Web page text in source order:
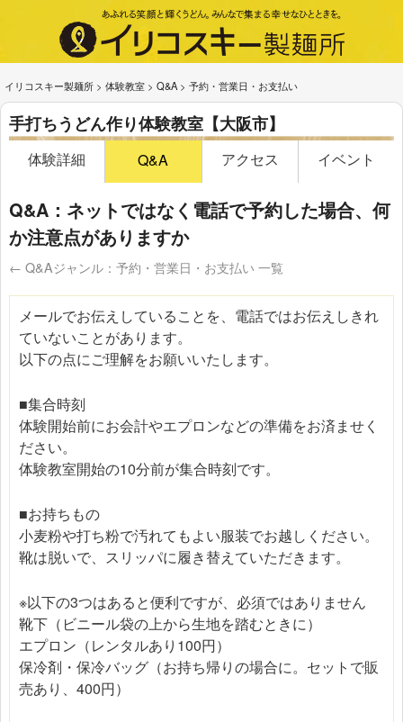
イリコスキー製麺所 > 体験教室 > Q&A > 予約・営業日・お支払い
手打ちうどん作り体験教室【大阪市】
体験詳細 Q&A アクセス イベント
Q&A：ネットではなく電話で予約した場合、何
か注意点がありますか
← Q&Aジャンル：予約・営業日・お支払い 一覧
メールでお伝えしていることを、電話ではお伝えしきれ
ていないことがあります。
以下の点にご理解をお願いいたします。
■集合時刻
体験開始前にお会計やエプロンなどの準備をお済ませく
ださい。
体験教室開始の10分前が集合時刻です。
■お持ちもの
小麦粉や打ち粉で汚れてもよい服装でお越しください。
靴は脱いで、スリッパに履き替えていただきます。
※以下の3つはあると便利ですが、必須ではありません
靴下（ビニール袋の上から生地を踏むときに）
エプロン（レンタルあり100円）
保冷剤・保冷バッグ（お持ち帰りの場合に。セットで販
売あり、400円）